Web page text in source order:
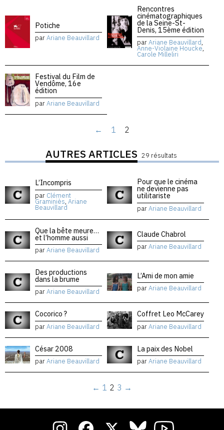
Potiche
parAriane Beauvillard
Rencontres
cinématographiques
de la Seine-St-
Denis, 15ème édition
parAriane Beauvillard,
Anne-Violaine Houcke,
Carole Milleliri
Festival du Film de
Vendôme, 16e
édition
parAriane Beauvillard
← 1 2
AUTRES ARTICLES 29 résultats
L’Incompris
par Clément
Graminiès, Ariane
Beauvillard
Pour que le cinéma
ne devienne pas
utilitariste
parAriane Beauvillard
Que la bête meure…
et l’homme aussi
parAriane Beauvillard
Claude Chabrol
parAriane Beauvillard
Des productions
dans la brume
parAriane Beauvillard
L’Ami de mon amie
parAriane Beauvillard
Cocorico ?
parAriane Beauvillard
Coffret Leo McCarey
parAriane Beauvillard
César 2008
parAriane Beauvillard
La paix des Nobel
parAriane Beauvillard
← 1 2 3 →